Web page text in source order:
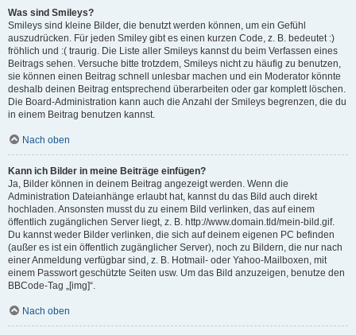
Was sind Smileys?
Smileys sind kleine Bilder, die benutzt werden können, um ein Gefühl
auszudrücken. Für jeden Smiley gibt es einen kurzen Code, z. B. bedeutet :)
fröhlich und :( traurig. Die Liste aller Smileys kannst du beim Verfassen eines
Beitrags sehen. Versuche bitte trotzdem, Smileys nicht zu häufig zu benutzen,
sie können einen Beitrag schnell unlesbar machen und ein Moderator könnte
deshalb deinen Beitrag entsprechend überarbeiten oder gar komplett löschen.
Die Board-Administration kann auch die Anzahl der Smileys begrenzen, die du
in einem Beitrag benutzen kannst.
Nach oben
Kann ich Bilder in meine Beiträge einfügen?
Ja, Bilder können in deinem Beitrag angezeigt werden. Wenn die
Administration Dateianhänge erlaubt hat, kannst du das Bild auch direkt
hochladen. Ansonsten musst du zu einem Bild verlinken, das auf einem
öffentlich zugänglichen Server liegt, z. B. http://www.domain.tld/mein-bild.gif.
Du kannst weder Bilder verlinken, die sich auf deinem eigenen PC befinden
(außer es ist ein öffentlich zugänglicher Server), noch zu Bildern, die nur nach
einer Anmeldung verfügbar sind, z. B. Hotmail- oder Yahoo-Mailboxen, mit
einem Passwort geschützte Seiten usw. Um das Bild anzuzeigen, benutze den
BBCode-Tag „[img]“.
Nach oben